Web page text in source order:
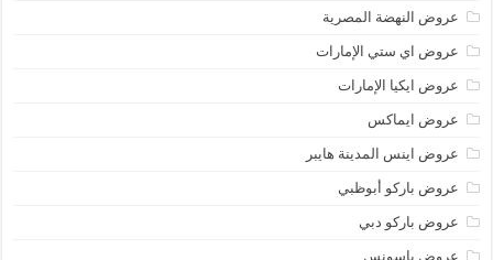
عروض النهضة المصرية
عروض اي ستي الإمارات
عروض ايكيا الإمارات
عروض ايماكس
عروض اينس المدينة هايبر
عروض باركو أبوظبي
عروض باركو دبي
عروض باسونس